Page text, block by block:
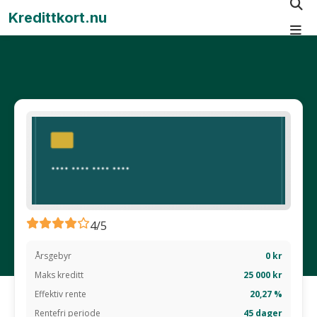
Kredittkort.nu
4/5
Årsgebyr
0 kr
Maks kreditt
25 000 kr
Effektiv rente
20,27 %
Rentefri periode
45 dager